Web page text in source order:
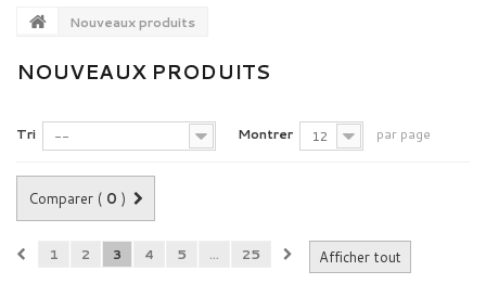
Nouveaux produits
NOUVEAUX PRODUITS
Tri -- Montrer 12 par page
Comparer ( 0 )
Afficher tout
1 2 3 4 5 ... 25